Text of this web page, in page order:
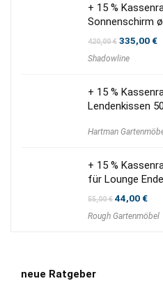
+ 15 %
Sonnenschirm
420,00€
war:
335,00€
Shadowline
+ 15 %
Lendenkissen
Hartman
+ 15 %
für Lounge
55,00€
war:
44,00€
ist:
Rough Gartenmöbel
neue Ratgeber